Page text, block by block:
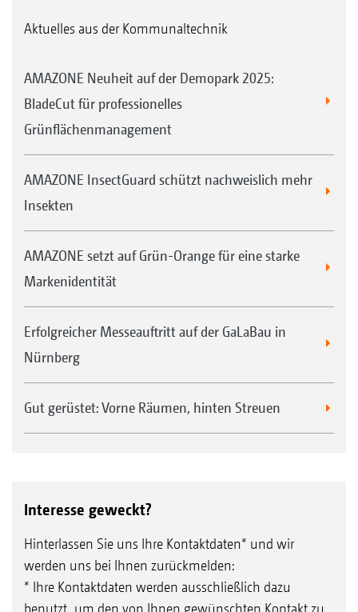
Aktuelles aus der Kommunaltechnik
AMAZONE Neuheit auf der Demopark 2025:
BladeCut für professionelles
Grünflächenmanagement
AMAZONE InsectGuard schützt nachweislich mehr
Insekten
AMAZONE setzt auf Grün-Orange für eine starke
Markenidentität
Erfolgreicher Messeauftritt auf der GaLaBau in
Nürnberg
Gut gerüstet: Vorne Räumen, hinten Streuen
Interesse geweckt?
Hinterlassen Sie uns Ihre Kontaktdaten* und wir
werden uns bei Ihnen zurückmelden:
* Ihre Kontaktdaten werden ausschließlich dazu
benutzt, um den von Ihnen gewünschten Kontakt zu